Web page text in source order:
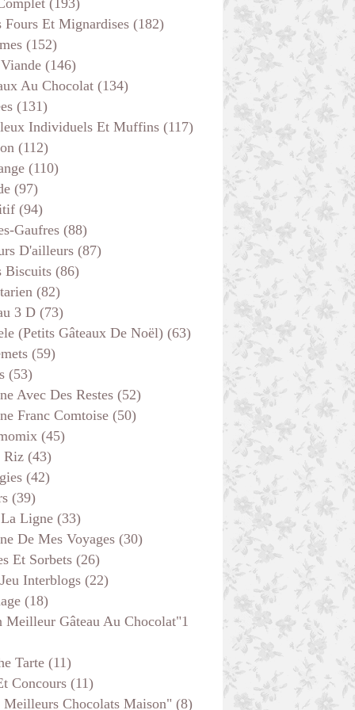
POISSON
SANS VIANDE
(193)
Fours Et Mignardises (182)
(152)
(146)
Au Chocolat (134)
(131)
Individuels Et Muffins (117)
(112)
(110)
(97)
(94)
Gaufres (88)
D'ailleurs (87)
Biscuits (86)
(82)
3 D (73)
(petits Gâteaux De Noël) (63)
(59)
(53)
Avec Des Restes (52)
Franc Comtoise (50)
(45)
Riz (43)
(42)
(39)
Ligne (33)
De Mes Voyages (30)
Et Sorbets (26)
Interblogs (22)
(18)
Meilleur Gâteau Au Chocolat"1
Tarte (11)
Concours (11)
Meilleurs Chocolats Maison" (8)